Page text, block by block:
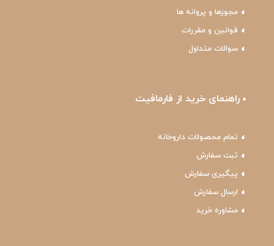
مجوزها و پروانه ها
قوانین و مقررات
سوالات متداول
راهنمای خرید از فارمافیت
تمام محصولات داروخانه
ثبت سفارش
پیگیری سفارش
ارسال سفارش
مشاوره خرید